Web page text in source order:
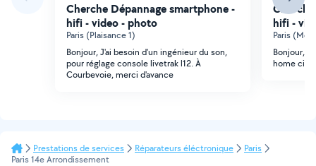
Cherche Dépannage smartphone -
hifi - video - photo
Paris (Plaisance 1)
Bonjour, J'ai besoin d'un ingénieur du son,
pour réglage console livetrak l12. À
Courbevoie, merci d'avance
hifi -
Paris
Bonjour,
home
Prestations de services Réparateurs éléctronique
Paris
Paris 14e Arrondissement